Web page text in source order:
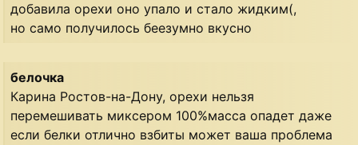
добавила орехи оно упало и стало жидким(,
но само получилось беезумно вкусно
белочка
Карина Ростов-на-Дону, орехи нельзя
перемешивать миксером 100%масса опадет даже
если белки отлично взбиты может ваша проблема